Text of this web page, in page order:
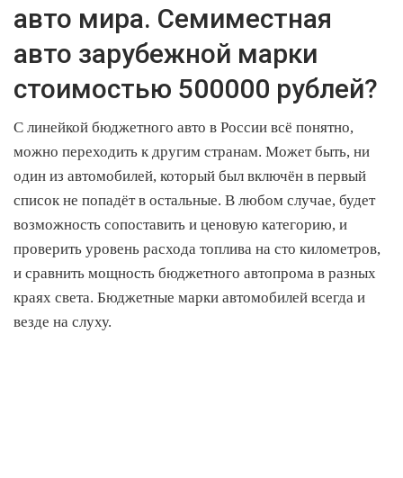
авто мира. Семиместная
авто зарубежной марки
стоимостью 500000 рублей?
С линейкой бюджетного авто в России всё понятно,
можно переходить к другим странам. Может быть, ни
один из автомобилей, который был включён в первый
список не попадёт в остальные. В любом случае, будет
возможность сопоставить и ценовую категорию, и
проверить уровень расхода топлива на сто километров,
и сравнить мощность бюджетного автопрома в разных
краях света. Бюджетные марки автомобилей всегда и
везде на слуху.